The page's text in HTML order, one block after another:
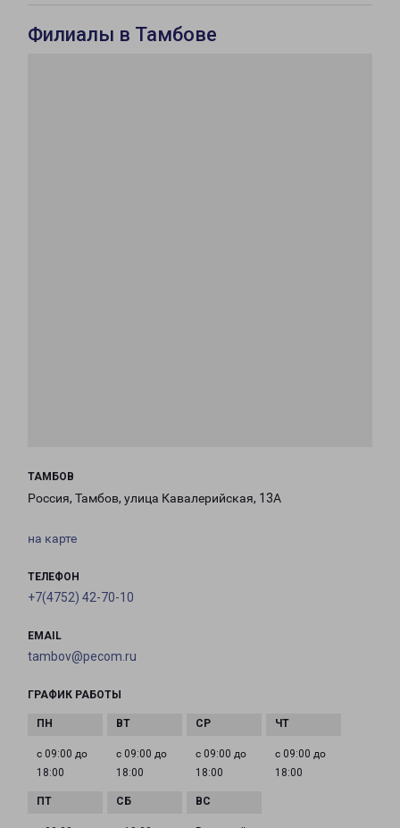
Филиалы в Тамбове
ТАМБОВ
Россия, Тамбов, улица Кавалерийская, 13А
на карте
ТЕЛЕФОН
+7(4752) 42-70-10
EMAIL
tambov@pecom.ru
ГРАФИК РАБОТЫ
с 09:00 до
18:00
с 09:00 до
18:00
с 09:00 до
18:00
с 09:00 до
18:00